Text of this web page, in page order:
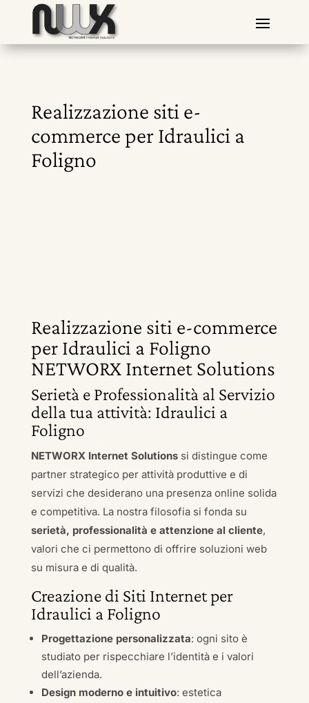
Realizzazione siti e-
commerce per Idraulici a
Foligno
Realizzazione siti e-commerce
per Idraulici a Foligno
NETWORX Internet Solutions
Serietà e Professionalità al Servizio
della tua attività: Idraulici a
Foligno
NETWORX Internet Solutionssi distingue come
partner strategico per attività produttive e di
servizi che desiderano una presenza online solida
e competitiva. La nostra filosofia si fonda su
serietà, professionalità e attenzione al cliente,
valori che ci permettono di offrire soluzioni web
su misura e di qualità.
Creazione di Siti Internet per
Idraulici a Foligno
Progettazione personalizzata: ogni sito è
studiato per rispecchiare l’identità e i valori
dell’azienda.
Design moderno e intuitivo: estetica